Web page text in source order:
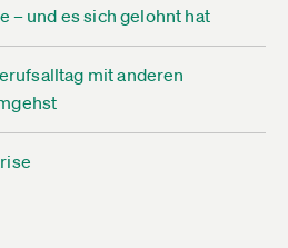
– und es sich gelohnt hat
mit anderen